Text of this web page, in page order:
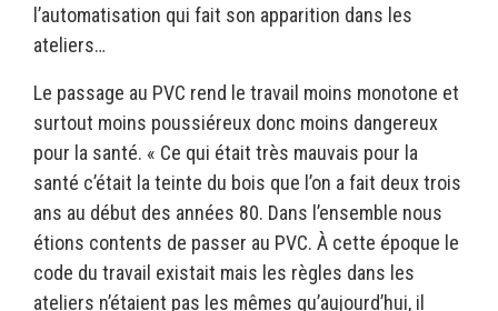
l’automatisation qui fait son apparition dans les
ateliers…
Le passage au PVC rend le travail moins monotone et
surtout moins poussiéreux donc moins dangereux
pour la santé. « Ce qui était très mauvais pour la
santé c’était la teinte du bois que l’on a fait deux trois
ans au début des années 80. Dans l’ensemble nous
étions contents de passer au PVC. À cette époque le
code du travail existait mais les règles dans les
ateliers n’étaient pas les mêmes qu’aujourd’hui, il